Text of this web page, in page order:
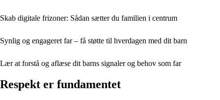
Skab digitale frizoner: Sådan sætter du familien i centrum
Synlig og engageret far – få støtte til hverdagen med dit barn
Lær at forstå og aflæse dit barns signaler og behov som far
Respekt er fundamentet